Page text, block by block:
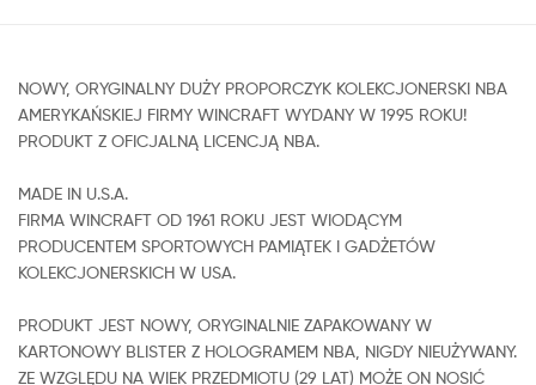
NOWY, ORYGINALNY DUŻY PROPORCZYK KOLEKCJONERSKI NBA
AMERYKAŃSKIEJ FIRMY WINCRAFT WYDANY W 1995 ROKU!
PRODUKT Z OFICJALNĄ LICENCJĄ NBA.
MADE IN U.S.A.
FIRMA WINCRAFT OD 1961 ROKU JEST WIODĄCYM
PRODUCENTEM SPORTOWYCH PAMIĄTEK I GADŻETÓW
KOLEKCJONERSKICH W USA.
PRODUKT JEST NOWY, ORYGINALNIE ZAPAKOWANY W
KARTONOWY BLISTER Z HOLOGRAMEM NBA, NIGDY NIEUŻYWANY.
ZE WZGLĘDU NA WIEK PRZEDMIOTU (29 LAT) MOŻE ON NOSIĆ